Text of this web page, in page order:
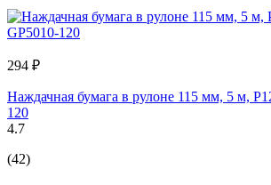
294 ₽
Наждачная бумага в рулоне 115 мм, 5 м,
120
4.7
(42)